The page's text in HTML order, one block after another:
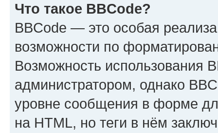
Что такое BBCode?
BBCode — это особая
возможности по
Возможность использования
администратором, однако
уровне сообщения в форме
на HTML, но теги в нём